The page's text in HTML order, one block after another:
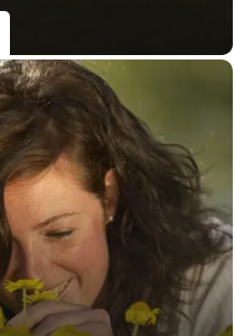
der Suche nach
auf dem
Hause ist. Ob
oder Ruhe -…